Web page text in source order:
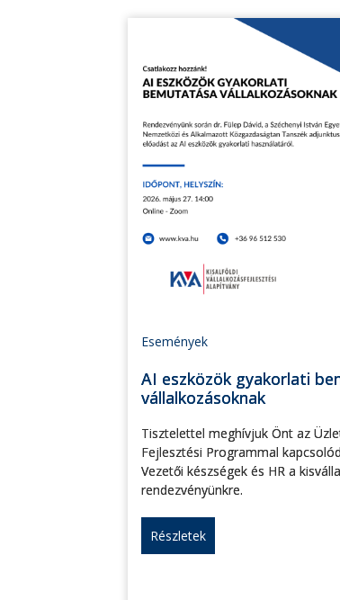
Események
AI eszközök gyakorlati
vállalkozásoknak
Tisztelettel meghívjuk Önt az
Fejlesztési Programmal
Vezetői készségek és HR a
rendezvényünkre.
Részletek